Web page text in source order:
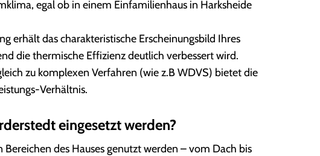
egal ob in einem Einfamilienhaus in Harksheide
erhält das charakteristische Erscheinungsbild Ihres
die thermische Effizienz deutlich verbessert wird.
zu komplexen Verfahren (wie z.B WDVS) bietet die
Verhältnis.
eingesetzt werden?
des Hauses genutzt werden – vom Dach bis